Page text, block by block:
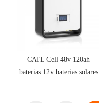
CATL Cell 48v 120ah
baterias 12v baterias solares